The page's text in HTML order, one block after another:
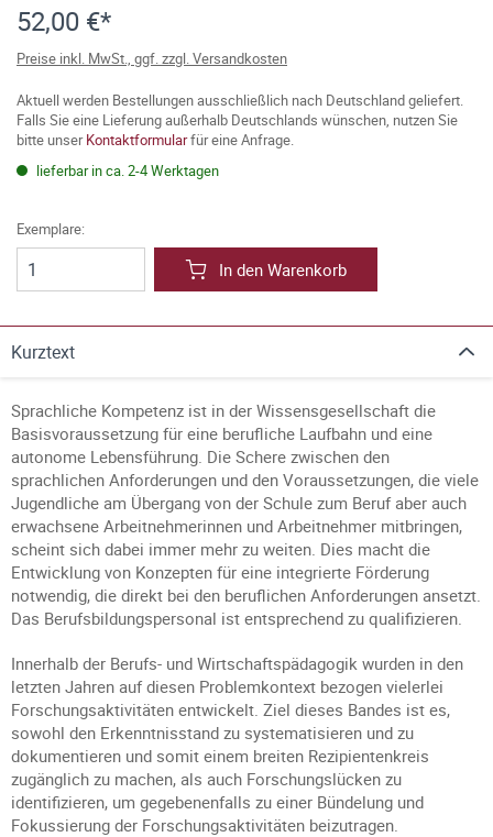
52,00 €*
Preise inkl. MwSt., ggf. zzgl. Versandkosten
Aktuell werden Bestellungen ausschließlich nach Deutschland geliefert.
Falls Sie eine Lieferung außerhalb Deutschlands wünschen, nutzen Sie
bitte unserKontaktformularfür eine Anfrage.
lieferbar in ca. 2-4 Werktagen
Exemplare:
In den Warenkorb
Kurztext
Sprachliche Kompetenz ist in der Wissensgesellschaft die
Basisvoraussetzung für eine berufliche Laufbahn und eine
autonome Lebensführung. Die Schere zwischen den
sprachlichen Anforderungen und den Voraussetzungen, die viele
Jugendliche am Übergang von der Schule zum Beruf aber auch
erwachsene Arbeitnehmerinnen und Arbeitnehmer mitbringen,
scheint sich dabei immer mehr zu weiten. Dies macht die
Entwicklung von Konzepten für eine integrierte Förderung
notwendig, die direkt bei den beruflichen Anforderungen ansetzt.
Das Berufsbildungspersonal ist entsprechend zu qualifizieren.
Innerhalb der Berufs- und Wirtschaftspädagogik wurden in den
letzten Jahren auf diesen Problemkontext bezogen vielerlei
Forschungsaktivitäten entwickelt. Ziel dieses Bandes ist es,
sowohl den Erkenntnisstand zu systematisieren und zu
dokumentieren und somit einem breiten Rezipientenkreis
zugänglich zu machen, als auch Forschungslücken zu
identifizieren, um gegebenenfalls zu einer Bündelung und
Fokussierung der Forschungsaktivitäten beizutragen.